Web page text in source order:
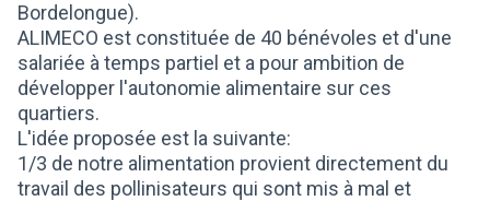
Bordelongue).
ALIMECO est constituée de 40 bénévoles et d'une
salariée à temps partiel et a pour ambition de
développer l'autonomie alimentaire sur ces
quartiers.
L'idée proposée est la suivante:
1/3 de notre alimentation provient directement du
travail des pollinisateurs qui sont mis à mal et